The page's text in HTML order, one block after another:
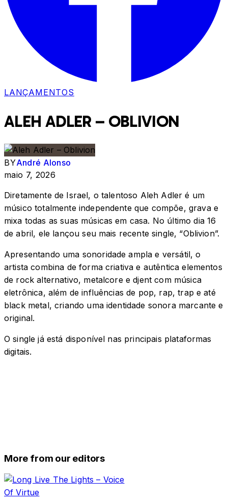
LANÇAMENTOS
ALEH ADLER – OBLIVION
BYAndré Alonso
maio 7, 2026
Diretamente de Israel, o talentoso Aleh Adler é um
músico totalmente independente que compõe, grava e
mixa todas as suas músicas em casa. No último dia 16
de abril, ele lançou seu mais recente single, “Oblivion”.
Apresentando uma sonoridade ampla e versátil, o
artista combina de forma criativa e autêntica elementos
de rock alternativo, metalcore e djent com música
eletrônica, além de influências de pop, rap, trap e até
black metal, criando uma identidade sonora marcante e
original.
O single já está disponível nas principais plataformas
digitais.
More from our editors